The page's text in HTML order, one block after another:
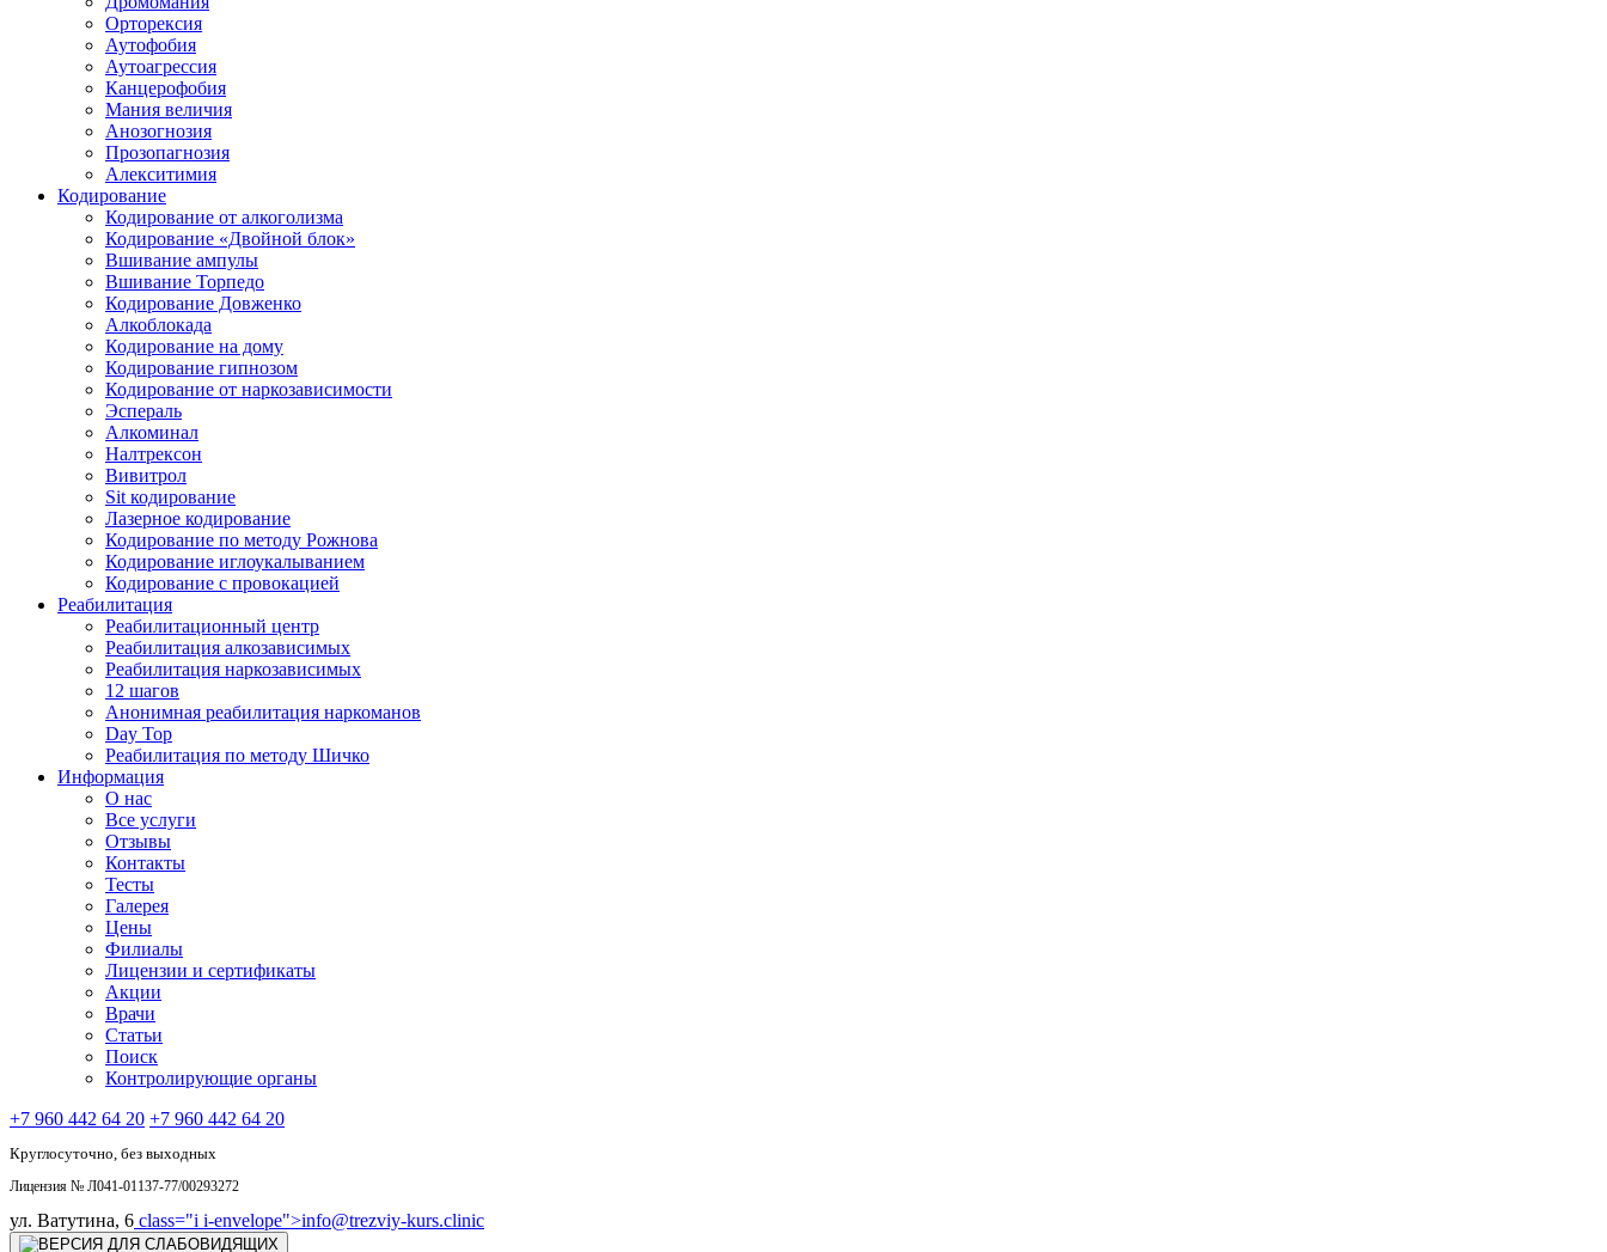
Орторексия
Аутофобия
Аутоагрессия
Канцерофобия
Мания величия
Анозогнозия
Прозопагнозия
Алекситимия
Кодирование
Кодирование от алкоголизма
Кодирование «Двойной блок»
Вшивание ампулы
Вшивание Торпедо
Кодирование Довженко
Алкоблокада
Кодирование на дому
Кодирование гипнозом
Кодирование от наркозависимости
Эспераль
Алкоминал
Налтрексон
Вивитрол
Sit кодирование
Лазерное кодирование
Кодирование по методу Рожнова
Кодирование иглоукалыванием
Кодирование с провокацией
Реабилитация
Реабилитационный центр
Реабилитация алкозависимых
Реабилитация наркозависимых
12 шагов
Анонимная реабилитация наркоманов
Day Top
Реабилитация по методу Шичко
Информация
О нас
Все услуги
Отзывы
Контакты
Тесты
Галерея
Цены
Филиалы
Лицензии и сертификаты
Акции
Врачи
Статьи
Поиск
Контролирующие органы
+7 960 442 64 20 +7 960 442 64 20
Круглосуточно, без выходных
Лицензия № Л041-01137-77/00293272
ул. Ватутина, 6 class="i i-envelope">info@trezviy-kurs.clinic